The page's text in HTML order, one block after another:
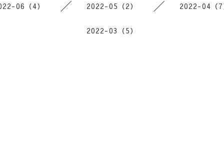
06（4） 2022-05（2） 2022-04（7
2022-03（5）